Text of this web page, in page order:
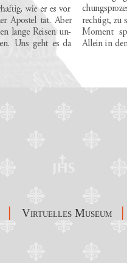
Virtuelles Museum